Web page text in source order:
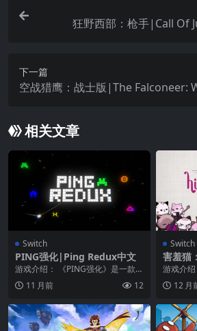
狂野西部：枪手|Call Of
下一篇
空战猎鹰：战士版|The Falconeer:
相关文章
Switch
PING强化|Ping Redux中文
游戏介绍： 《PING强化》是一款极
具挑战性的乒乓益智游戏，有100
多个关卡，包...
11 月前 12
Switch
害羞猫
游戏介
是一个
到那些不
12 月